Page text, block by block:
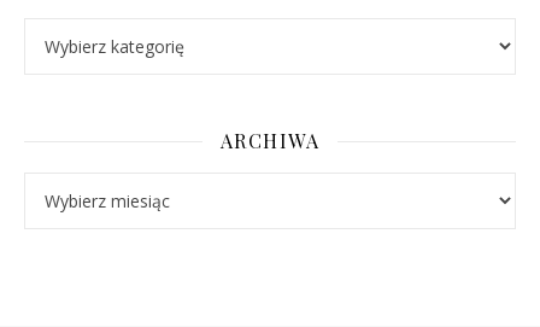
ARCHIWA